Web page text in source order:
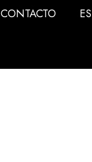
CONTACTO
ES